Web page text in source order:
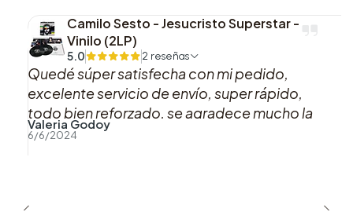
Camilo Sesto - Jesucristo Superstar -
Vinilo (2LP)
5.0 2 reseñas
Quedé súper satisfecha con mi pedido,
excelente servicio de envío, super rápido,
todo bien reforzado, se agradece mucho la
buena atención y preocupación hacia los
Valeria Godoy
6/6/2024